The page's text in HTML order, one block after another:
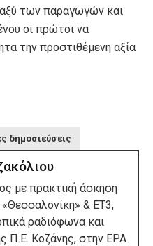
των παραγωγών και
οι πρώτοι να
την προστιθέμενη αξία
δημοσιεύσεις
με πρακτική άσκηση
& ΕΤ3,
ραδιόφωνα και
Π.Ε. Κοζάνης, στην ΕΡΑ